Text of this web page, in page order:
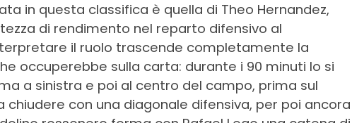
in questa classifica è quella di Theo Hernandez,
di rendimento nel reparto difensivo al
il ruolo trascende completamente la
occuperebbe sulla carta: durante i 90 minuti lo si
a sinistra e poi al centro del campo, prima sul
con una diagonale difensiva, per poi ancora